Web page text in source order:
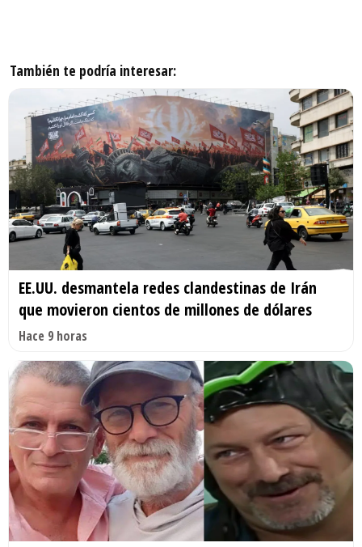
También te podría interesar:
EE.UU. desmantela redes clandestinas de Irán
que movieron cientos de millones de dólares
Hace 9 horas